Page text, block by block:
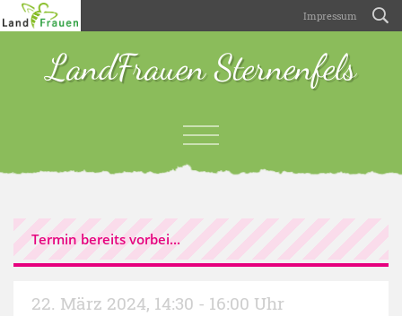
Impressum
LandFrauen Sternenfels
Termin bereits vorbei...
22. März 2024, 14:30 - 16:00 Uhr